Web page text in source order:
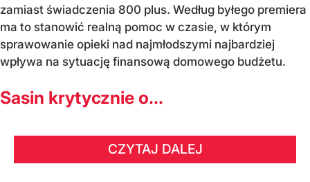
zamiast świadczenia 800 plus. Według byłego premiera
ma to stanowić realną pomoc w czasie, w którym
sprawowanie opieki nad najmłodszymi najbardziej
wpływa na sytuację finansową domowego budżetu.
Sasin krytycznie o...
CZYTAJ DALEJ